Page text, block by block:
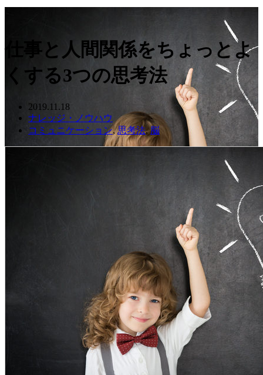
仕事と人間関係をちょっとよ
くする3つの思考法
2019.11.18
ナレッジ・ノウハウ
コミュニケーション,思考法,脳